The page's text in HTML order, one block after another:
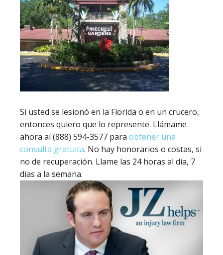
Si usted se lesionó en la Florida o en un crucero,
entonces quiero que lo represente. Llámame
ahora al (888) 594-3577 para obtener una
consulta gratuita. No hay honorarios o costas, si
no de recuperación. Llame las 24 horas al día, 7
días a la semana.